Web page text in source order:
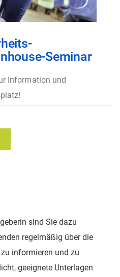
Seminar
Information und
sind Sie dazu
regelmäßig über die
informieren und zu
geeignete Unterlagen